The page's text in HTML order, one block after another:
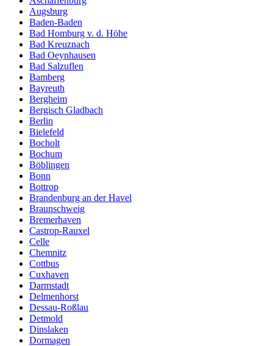
Augsburg
Baden-Baden
Bad Homburg v. d. Höhe
Bad Kreuznach
Bad Oeynhausen
Bad Salzuflen
Bamberg
Bayreuth
Bergheim
Bergisch Gladbach
Berlin
Bielefeld
Bocholt
Bochum
Böblingen
Bonn
Bottrop
Brandenburg an der Havel
Braunschweig
Bremerhaven
Castrop-Rauxel
Celle
Chemnitz
Cottbus
Cuxhaven
Darmstadt
Delmenhorst
Dessau-Roßlau
Detmold
Dinslaken
Dormagen